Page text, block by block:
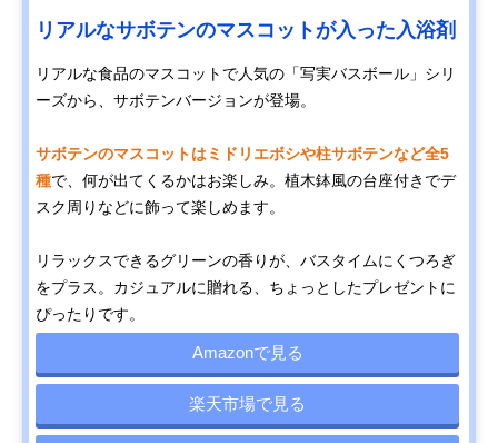
リアルなサボテンのマスコットが入った入浴剤
リアルな食品のマスコットで人気の「写実バスボール」シリ
ーズから、サボテンバージョンが登場。
サボテンのマスコットはミドリエボシや柱サボテンなど全5
種で、何が出てくるかはお楽しみ。植木鉢風の台座付きでデ
スク周りなどに飾って楽しめます。
リラックスできるグリーンの香りが、バスタイムにくつろぎ
をプラス。カジュアルに贈れる、ちょっとしたプレゼントに
ぴったりです。
Amazonで見る
楽天市場で見る